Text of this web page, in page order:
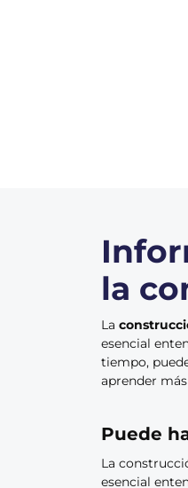
la
La
esencial
tiempo,
aprender
Puede
La
esencial